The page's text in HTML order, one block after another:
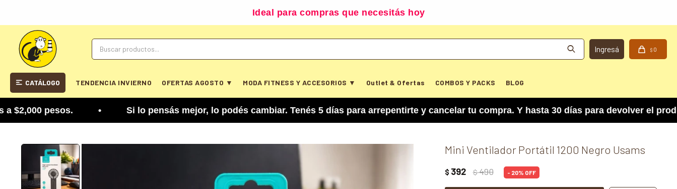
Ideal para compras que necesitás hoy
CATÁLOGO TENDENCIA INVIERNO OFERTAS AGOSTO ▼ MODA FITNESS Y ACCESORIOS ▼ Outlet & Ofertas COMBOS Y PACKS BLOG
$ 0
pesos. • Si lo pensás mejor, lo podés cambiar. Tenés 5 días para arrepentirte y cancelar tu compra. Y hasta 30 días para devolver el
Mini Ventilador Portátil 1200 Negro Usams
$ 392 $490 20